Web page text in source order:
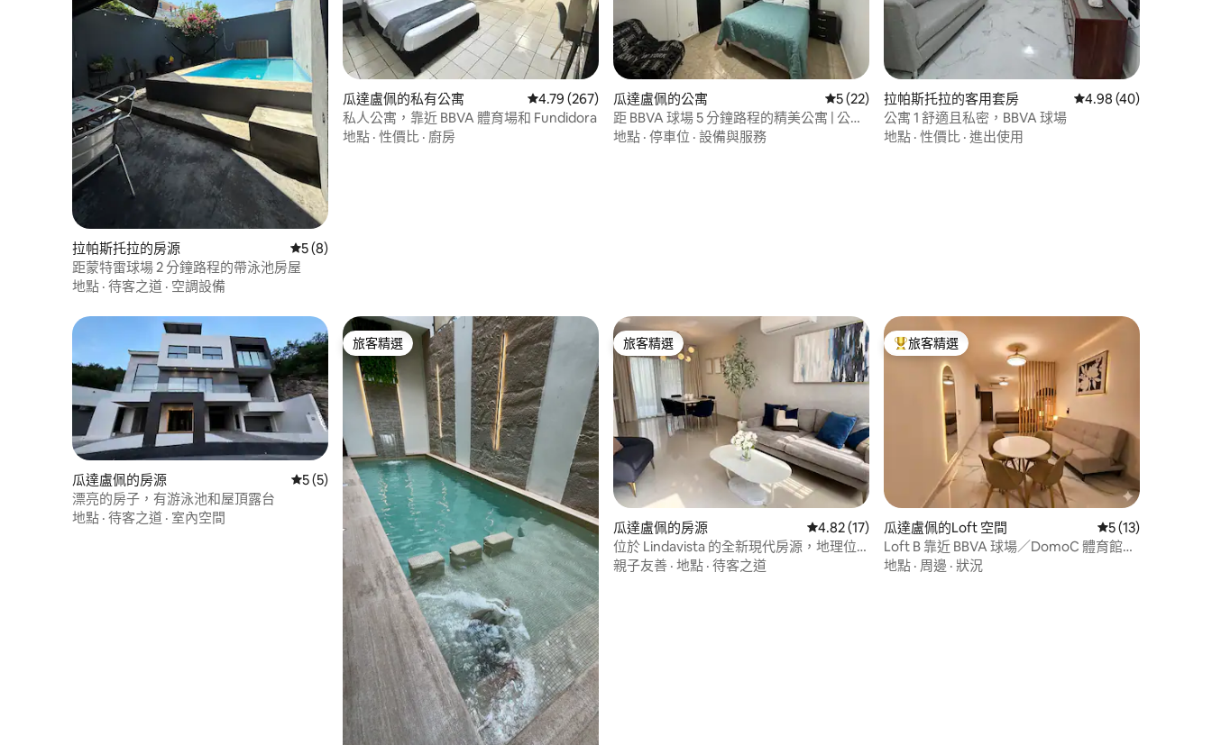
拉帕斯托拉的房源 從 8 則評價中獲得 5 的平均評分（滿分 5 分）
5 (8)
距蒙特雷球場 2 分鐘路程的帶泳池房屋
地點 · 待客之道 · 空調設備
瓜達盧佩的私有公寓 從 267 則評價中獲得 4.79 的平均評分（滿分 5 分）
4.79 (267)
私人公寓，靠近 BBVA 體育場和 Fundidora
地點 · 性價比 · 廚房
瓜達盧佩的公寓 從 22 則評價中獲得 5 的平均評分（滿分 5 分）
5 (22)
距 BBVA 球場 5 分鐘路程的精美公寓 | 公寓
2
地點 · 停車位 · 設備與服務
拉帕斯托拉的客用套房 從 40 則評價中獲得
4.98 (40)
公寓 1 舒適且私密，BBVA 球場
地點 · 性價比 · 進出使用
瓜達盧佩的房源 從 5 則評價中獲得 5 的平均評分（滿分 5 分）
5 (5)
漂亮的房子，有游泳池和屋頂露台
地點 · 待客之道 · 室內空間
旅客精選
旅客精選 旅客精選
旅客精選
瓜達盧佩的房源 從 17 則評價中獲得 4.82 的平均評分（滿分 5 分）
4.82 (17)
位於 Lindavista 的全新現代房源，地理位
置優越
親子友善 · 地點 · 待客之道
旅客精選榜首
旅客精選
瓜達盧佩的Loft 空間 從 13 則評價中獲
5 (13)
Loft B 靠近 BBVA 球場／DomoC 體育館／
Fundidora 球場／市中心
地點 · 周邊 · 狀況